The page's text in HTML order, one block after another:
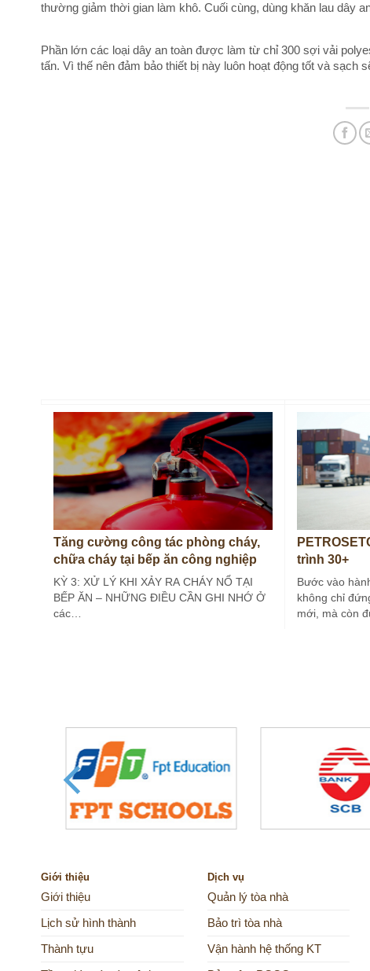
thường giảm thời gian làm khô. Cuối cùng, dùng khăn lau dây
Phần lớn các loại dây an toàn được làm từ chỉ 300 sợi vải
tấn. Vì thế nên đảm bảo thiết bị này luôn hoạt động tốt và sạch
Tăng cường công tác phòng cháy,
chữa cháy tại bếp ăn công nghiệp
(Kỳ 3)
KỲ 3: XỬ LÝ KHI XẢY RA CHÁY NỔ TẠI
BẾP ĂN – NHỮNG ĐIỀU CẦN GHI NHỚ Ở
các…
trình 30+
Bước vào
không chỉ
mới, mà còn
Giới thiệu
Giới thiệu
Lịch sử hình thành
Thành tựu
Dịch vụ
Quản lý tòa nhà
Bảo trì tòa nhà
Vận hành hệ thống KT